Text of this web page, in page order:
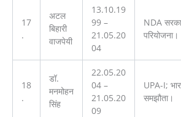
17
.
अटल
बिहारी
वाजपेयी
13.10.19
99 –
21.05.20
04
NDA
परियोजना।
18
.
डॉ.
मनमोहन
सिंह
22.05.20
04 –
21.05.20
09
UPA-I;
समझौता।